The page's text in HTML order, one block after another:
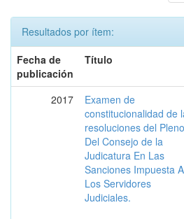
Resultados por ítem:
Fecha de
publicación
Título
2017
Examen de
constitucionalidad de
resoluciones del Pleno
Del Consejo de la
Judicatura En Las
Sanciones Impuesta A
Los Servidores
Judiciales.